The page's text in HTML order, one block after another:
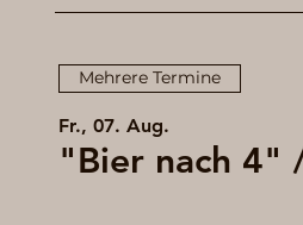
Mehrere Termine
Fr., 07. Aug.
"Bier nach 4"